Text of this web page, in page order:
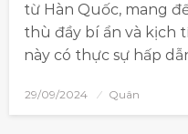
từ Hàn Quốc, mang
thù đầy bí ẩn và kịch
này có thực sự hấp
29/09/2024 Quân